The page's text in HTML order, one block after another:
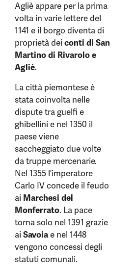
Agliè appare per la prima
volta in varie lettere del
1141 e il borgo diventa di
proprietà deiconti di San
Martino di Rivarolo e
Agliè.
La città piemontese è
stata coinvolta nelle
dispute tra guelfi e
ghibellini e nel 1350 il
paese viene
saccheggiato due volte
da truppe mercenarie.
Nel 1355 l’imperatore
Carlo IV concede il feudo
ai Marchesi del
Monferrato. La pace
torna solo nel 1391 grazie
aiSavoiae nel 1448
vengono concessi degli
statuti comunali.